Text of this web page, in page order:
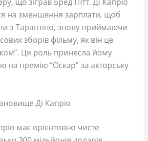
що зіграв Бред Пітт. Ді Капріо
на зменшення зарплати, щоб
з Тарантіно, знову приймаючи
зборів фільму, як він це
Ця роль принесла йому
на премію “Оскар” за акторську
Ді Капріо
має орієнтовно чисте